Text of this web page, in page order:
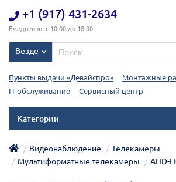
+1 (917) 431-2634
Ежедневно, с 10:00 до 18:00
Везде
Пункты выдачи «Девайспро»
Монтажные
IT обслуживание
Сервисный центр
Категории
Видеонаблюдение
Телекамеры
Мультиформатные телекамеры
AHD-